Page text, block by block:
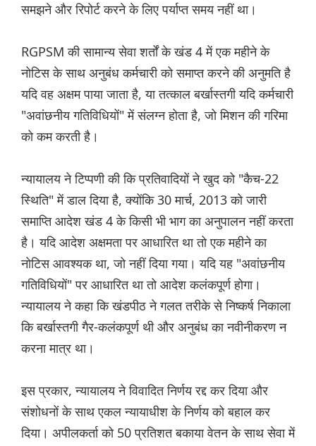
समझने और रिपोर्ट करने के लिए पर्याप्त समय नहीं था।
RGPSM की सामान्य सेवा शर्तों के खंड 4 में एक महीने के
नोटिस के साथ अनुबंध कर्मचारी को समाप्त करने की अनुमति है
यदि वह अक्षम पाया जाता है, या तत्काल बर्खास्तगी यदि कर्मचारी
"अवांछनीय गतिविधियों" में संलग्न होता है, जो मिशन की गरिमा
को कम करती है।
न्यायालय ने टिप्पणी की कि प्रतिवादियों ने खुद को "कैच-22
स्थिति" में डाल दिया है, क्योंकि 30 मार्च, 2013 को जारी
समाप्ति आदेश खंड 4 के किसी भी भाग का अनुपालन नहीं करता
है। यदि आदेश अक्षमता पर आधारित था तो एक महीने का
नोटिस आवश्यक था, जो नहीं दिया गया। यदि यह "अवांछनीय
गतिविधियों" पर आधारित था तो आदेश कलंकपूर्ण होगा।
न्यायालय ने कहा कि खंडपीठ ने गलत तरीके से निष्कर्ष निकाला
कि बर्खास्तगी गैर-कलंकपूर्ण थी और अनुबंध का नवीनीकरण न
करना मात्र था।
इस प्रकार, न्यायालय ने विवादित निर्णय रद्द कर दिया और
संशोधनों के साथ एकल न्यायाधीश के निर्णय को बहाल कर
दिया। अपीलकर्ता को 50 प्रतिशत बकाया वेतन के साथ सेवा में